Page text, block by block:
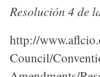
Resolución 4 de
http://
Council/